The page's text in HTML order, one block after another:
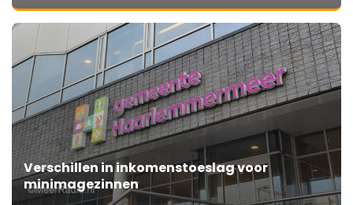
Verschillen in inkomenstoeslag voor
minimagezinnen